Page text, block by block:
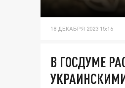
18 ДЕКАБРЯ 2023 15:16
В ГОСДУМЕ